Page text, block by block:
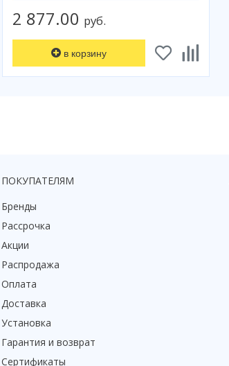
2 877.00 руб.
в корзину
ПОКУПАТЕЛЯМ
Бренды
Рассрочка
Акции
Распродажа
Оплата
Доставка
Установка
Гарантия и возврат
Сертификаты